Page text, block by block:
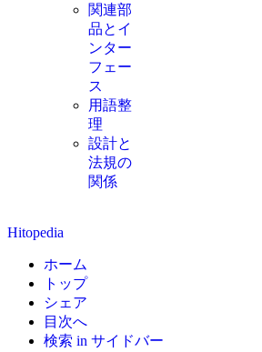
関連部
品とイ
ンター
フェー
ス
用語整
理
設計と
法規の
関係
Hitopedia
ホーム
トップ
シェア
目次へ
検索 in サイドバー